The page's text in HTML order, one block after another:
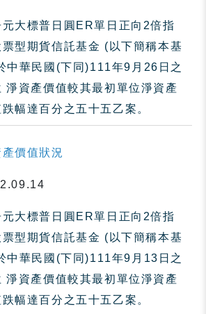
元大標普日圓ER單日正向2倍指
票型期貨信託基金 (以下簡稱本基
中華民國(下同)111年9月26日之
淨資產價值較其最初單位淨資產
幅達百分之五十五乙案。
價值狀況
元大標普日圓ER單日正向2倍指
票型期貨信託基金 (以下簡稱本基
中華民國(下同)111年9月13日之
淨資產價值較其最初單位淨資產
幅達百分之五十五乙案。